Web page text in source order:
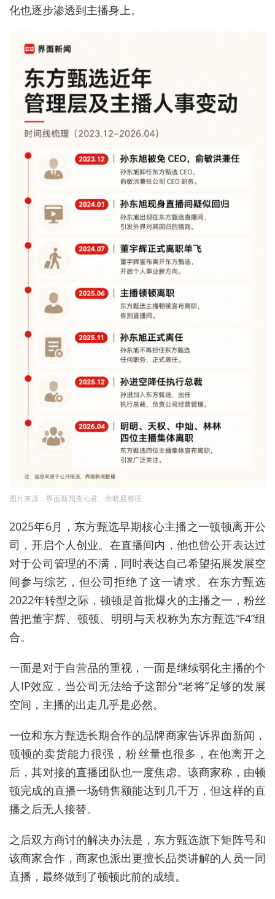
化也逐步渗透到主播身上。
图片来源：界面新闻查沁君、佘晓晨整理
2025年6月，东方甄选早期核心主播之一顿顿离开公
司，开启个人创业。在直播间内，他也曾公开表达过
对于公司管理的不满，同时表达自己希望拓展发展空
间参与综艺，但公司拒绝了这一请求。在东方甄选
2022年转型之际，顿顿是首批爆火的主播之一， 粉丝
曾把董宇辉、顿顿、明明与天权称为东方甄选“F4”组
合。
一面是对于自营品的重视，一面是继续弱化主播的个
人IP效应，当公司无法给予这部分“老将”足够的发展
空间，主播的出走几乎是必然。
一位和东方甄选长期合作的品牌商家告诉界面新闻，
顿顿的卖货能力很强，粉丝量也很多，在他离开之
后，其对接的直播团队也一度焦虑。该商家称，由顿
顿完成的直播一场销售额能达到几千万，但这样的直
播之后无人接替。
之后双方商讨的解决办法是，东方甄选旗下矩阵号和
该商家合作，商家也派出更擅长品类讲解的人员一同
直播，最终做到了顿顿此前的成绩。